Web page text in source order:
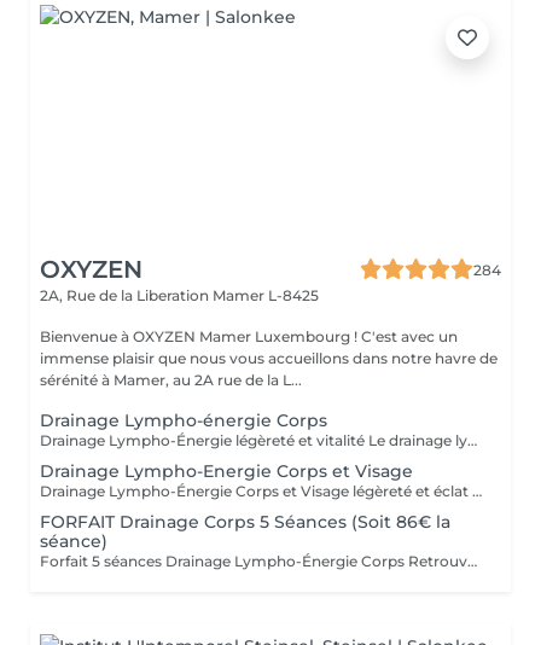
OXYZEN
284
2A, Rue de la Liberation Mamer L-8425
Bienvenue à OXYZEN Mamer Luxembourg ! C'est avec un
immense plaisir que nous vous accueillons dans notre havre de
sérénité à Mamer, au 2A rue de la L...
Drainage Lympho-énergie Corps
Drainage Lympho-Énergie légèreté et vitalité Le drainage lympho-énergie est une méthode douce qui stimule le système lymphatique pour libérer les toxines, réduire la rétention d'eau et améliorer la circulation. Par des gestes précis et respectueux du corps, cette technique procure une sensation de légèreté, apaise le stress et redonne de l'énergie. Bienfaits : affiner la silhouette, diminuer la cellulite, soulager les jambes lourdes, améliorer la circulation, restaurer vitalité et équilibre. Pour prolonger et optimiser les résultats, découvrez nos cartes forfaits à tarif avantageux. Idéal aussi pour faire plaisir sous forme de bon cadeau. - FORFAIT Drainage Corps 5 Séances 430€ ( soit 86€ la séance ) - FORFAIT Drainage Corps 10 Séances 790€ ( soit 79€ la séance ) Déconseillé aux femmes enceintes. Pour en savoir plus, cliquez ici : https://www.oxyzen.lu Avertissement : Nos soins sont dédiés au bien-être et à la relaxation. Ils ne remplacent pas un suivi médical et ne relèvent pas de la kinésithérapie.
Drainage Lympho-Energie Corps et Visage
Drainage Lympho-Énergie Corps et Visage légèreté et éclat Le drainage lympho-énergie est une méthode douce qui stimule le système lymphatique et libère les toxines pour rétablir équilibre et vitalité. * Visage : réduit rides et imperfections, illumine le teint, raffermit l'ovale, atténue acné et couperose, diminue les poches et favorise un véritable lifting naturel. * Corps : aide à lutter contre la cellulite et la rétention d'eau, soulage les jambes lourdes, améliore la circulation, apaise le stress et redonne de l'énergie. Un soin complet qui agit autant sur l'esthétique que sur le bien-être intérieur. Pour optimiser les résultats, découvrez nos cartes forfaits à tarif avantageux. Idéal aussi pour offrir en bon cadeau. Déconseillé aux femmes enceintes. Pour en savoir plus, cliquez ici : https://www.oxyzen.lu Avertissement : Nos soins sont dédiés au bien-être et à la relaxation. Ils ne remplacent pas un suivi médical et ne relèvent pas de la kinésithérapie.
FORFAIT Drainage Corps 5 Séances (Soit 86€ la
séance)
Forfait 5 séances Drainage Lympho-Énergie Corps Retrouvez une silhouette affinée, des jambes légères et plus de vitalité grâce à notre forfait de 5 séances de drainage lympho-énergie corps. Cette méthode naturelle agit sur la circulation, la cellulite, la rétention d'eau, le stress et la perte d'énergie. Avec ce forfait, vous bénéficiez d'un tarif préférentiel : 86 € la séance au lieu de 94 €, soit une remise d'environ 8,5 %. Avantages du forfait : - Résultats renforcés et durables au fil des séances - Accompagnement personnalisé et adapté à vos besoins - Économies substantielles par rapport aux séances unitaires - Flexibilité dans la planification de vos rendez-vous Ce forfait est également le cadeau idéal à offrir à un proche pour lui faire découvrir les bienfaits du drainage lympho-énergie. Déconseillé aux femmes enceintes. Pour en savoir plus, cliquez ici : https://www.oxyzen.lu